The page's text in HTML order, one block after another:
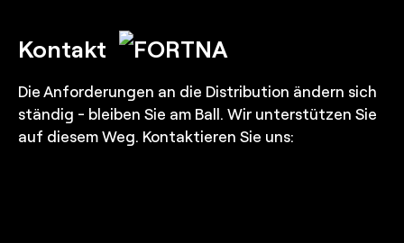
Kontakt
Die Anforderungen an die Distribution ändern sich
ständig - bleiben Sie am Ball. Wir unterstützen Sie
auf diesem Weg. Kontaktieren Sie uns: